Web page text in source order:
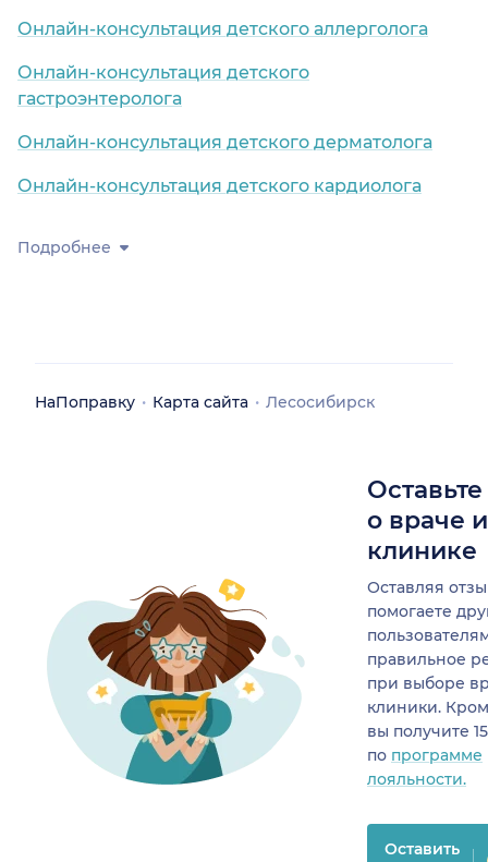
Онлайн-консультация детского аллерголога
Онлайн-консультация детского
гастроэнтеролога
Онлайн-консультация детского дерматолога
Онлайн-консультация детского кардиолога
Подробнее
НаПоправку Карта сайта Лесосибирск
о враче
клинике
Оставляя
помогаете
правильное
при выборе
клиники.
вы получите
по программе
лояльности.
Оставить